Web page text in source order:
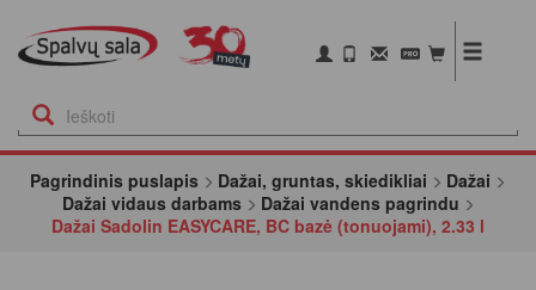
Pagrindinis puslapis Dažai, gruntas, skiedikliai
Dažai
Dažai vidaus darbams
Dažai vandens pagrindu
Dažai Sadolin EASYCARE, BC bazė (tonuojami), 2.33 l